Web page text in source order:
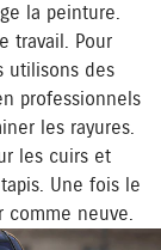
la peinture.
travail. Pour
utilisons des
professionnels
les rayures.
les cuirs et
Une fois le
comme neuve.